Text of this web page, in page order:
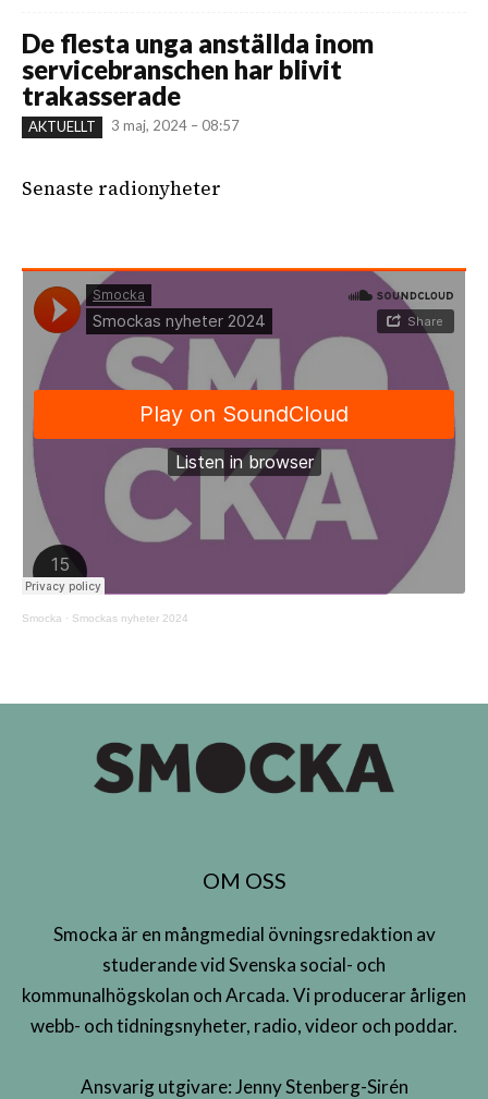
De flesta unga anställda inom
servicebranschen har blivit
trakasserade
AKTUELLT 3 maj, 2024 – 08:57
Senaste radionyheter
Smocka · Smockas nyheter 2024
OM OSS
Smocka är en mångmedial övningsredaktion av
studerande vid Svenska social- och
kommunalhögskolan och Arcada. Vi producerar årligen
webb- och tidningsnyheter, radio, videor och poddar.
Ansvarig utgivare: Jenny Stenberg-Sirén